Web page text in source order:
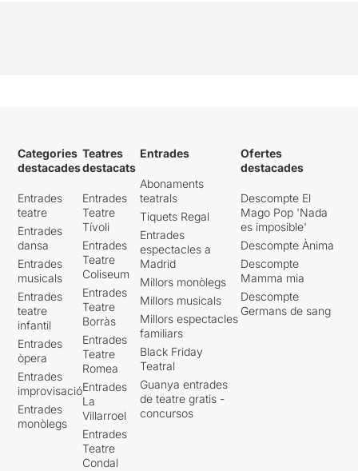
Categories
destacades
Entrades
teatre
Entrades
dansa
Entrades
musicals
Entrades
teatre
infantil
Entrades
òpera
Entrades
improvisació
Entrades
monòlegs
Teatres
destacats
Entrades
Teatre
Tívoli
Entrades
Teatre
Coliseum
Entrades
Teatre
Borràs
Entrades
Teatre
Romea
Entrades
La
Villarroel
Entrades
Teatre
Condal
Entrades
Abonaments
teatrals
Tiquets Regal
Entrades
espectacles a
Madrid
Millors monòlegs
Millors musicals
Millors espectacles
familiars
Black Friday
Teatral
Guanya entrades
de teatre gratis -
concursos
Ofertes
destacades
Descompte El
Mago Pop 'Nada
es imposible'
Descompte Ànima
Descompte
Mamma mia
Descompte
Germans de sang